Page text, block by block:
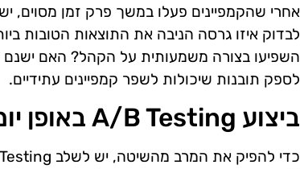
אחרי שהקמפיינים פעלו במשך פרק זמן
לבדוק איזו גרסה הניבה את התוצאות הטובות
השפיעו בצורה משמעותית על הקהל? האם ישנם
לספק תובנות שיכולות לשפר קמפיינים עתידיים.
ביצוע A/B Testing באופן יומיומי